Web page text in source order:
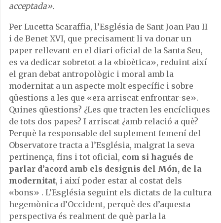
acceptada».
Per Lucetta Scaraffia, l’Església de Sant Joan Pau II
i de Benet XVI, que precisament li va donar un
paper rellevant en el diari oficial de la Santa Seu,
es va dedicar sobretot a la «bioètica», reduint així
el gran debat antropològic i moral amb la
modernitat a un aspecte molt específic i sobre
qüestions a les que «era arriscat enfrontar-se».
Quines qüestions? ¿Les que tracten les encícliques
de tots dos papes? I arriscat ¿amb relació a què?
Perquè la responsable del suplement femení del
Observatore tracta a l’Església, malgrat la seva
pertinença, fins i tot oficial, com si hagués de
parlar d’acord amb els designis del Món, de la
modernitat, i així poder estar al costat dels
«bons» . L’Església seguint els dictats de la cultura
hegemònica d’Occident, perquè des d’aquesta
perspectiva és realment de què parla la